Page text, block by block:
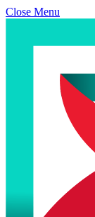
Close Menu